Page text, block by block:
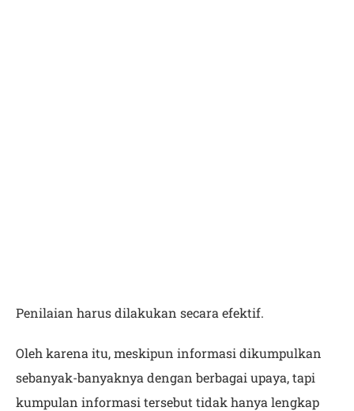
Penilaian harus dilakukan secara efektif.
Oleh karena itu, meskipun informasi dikumpulkan
sebanyak-banyaknya dengan berbagai upaya, tapi
kumpulan informasi tersebut tidak hanya lengkap